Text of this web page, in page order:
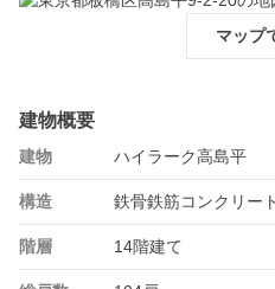
マップ
建物概要
建物 ハイラーク高島平
構造 鉄骨鉄筋コンクリー
階層 14階建て